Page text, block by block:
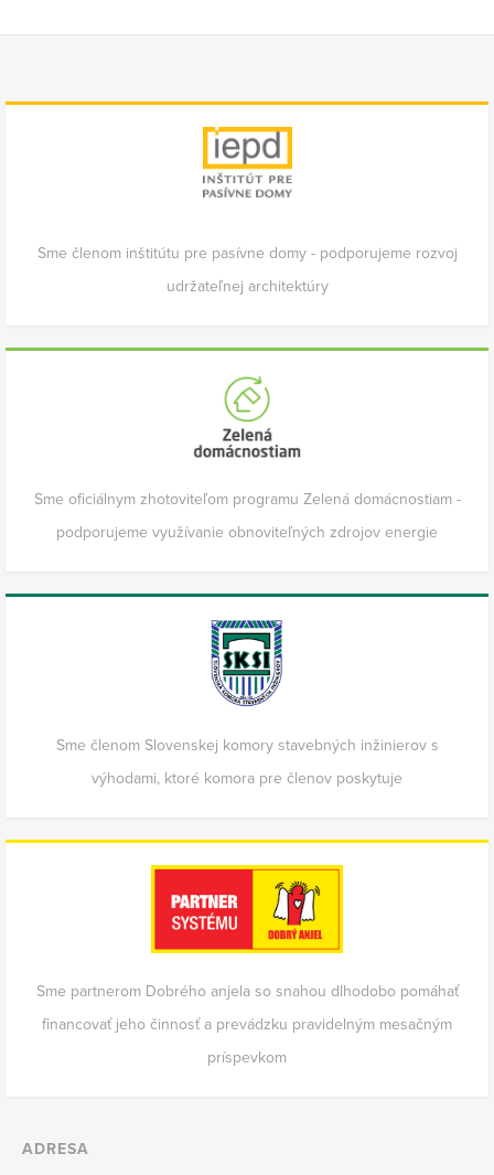
Sme členom inštitútu pre pasívne domy - podporujeme rozvoj
udržateľnej architektúry
Sme oficiálnym zhotoviteľom programu Zelená domácnostiam -
podporujeme využívanie obnoviteľných zdrojov energie
Sme členom Slovenskej komory stavebných inžinierov s
výhodami, ktoré komora pre členov poskytuje
Sme partnerom Dobrého anjela so snahou dlhodobo pomáhať
financovať jeho činnosť a prevádzku pravidelným mesačným
príspevkom
ADRESA